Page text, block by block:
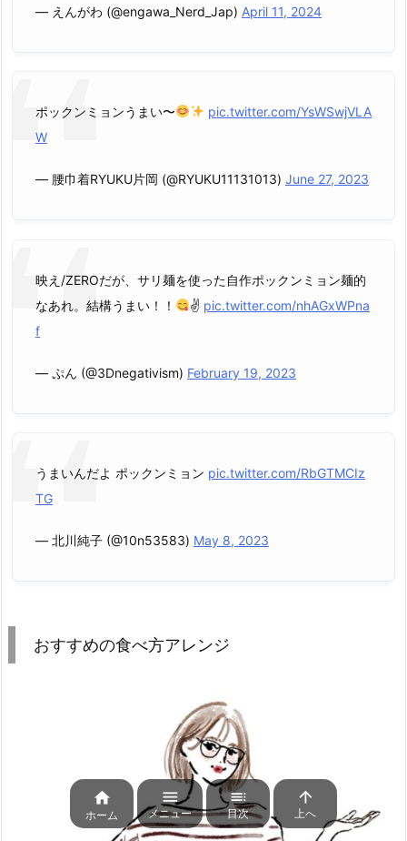
— えんがわ (@engawa_Nerd_Jap) April 11, 2024
ポックンミョンうまい〜
pic.twitter.com/YsWSwjVLA
W
— 腰巾着RYUKU片岡 (@RYUKU11131013) June 27, 2023
映え/ZEROだが、サリ麺を使った自作ポックンミョン麺的
なあれ。結構うまい！！
✌ pic.twitter.com/nhAGxWPna
f
— ぷん (@3Dnegativism) February 19, 2023
うまいんだよ ポックンミョン pic.twitter.com/RbGTMCIz
TG
— 北川純子 (@10n53583) May 8, 2023
おすすめの食べ方アレンジ

ホーム

メニュー

目次

上へ